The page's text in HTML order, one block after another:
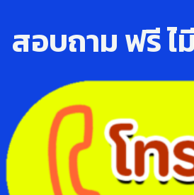
สอบถาม ฟรี ไ่